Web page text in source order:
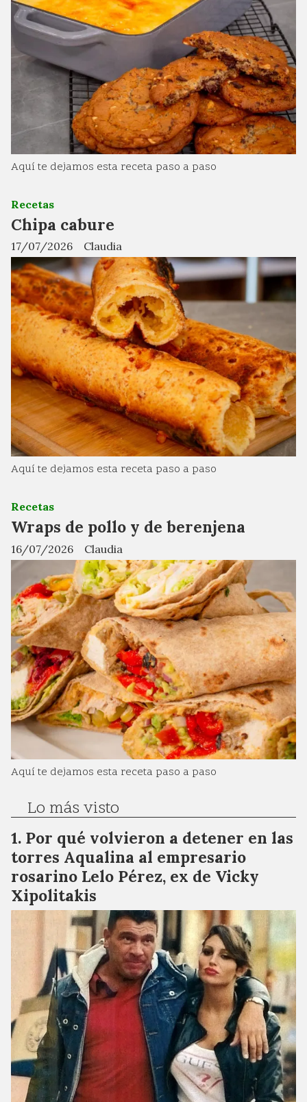
Aquí te dejamos esta receta paso a paso
Chipa cabure
Claudia
Recetas
17/07/2026
Aquí te dejamos esta receta paso a paso
Wraps de pollo y de berenjena
Claudia
Recetas
16/07/2026
Aquí te dejamos esta receta paso a paso
Lo más visto
Por qué volvieron a detener en las
torres Aqualina al empresario
rosarino Lelo Pérez, ex de Vicky
Xipolitakis